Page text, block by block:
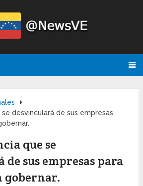
desvinculará de sus empresas
que se
de sus empresas para
gobernar.